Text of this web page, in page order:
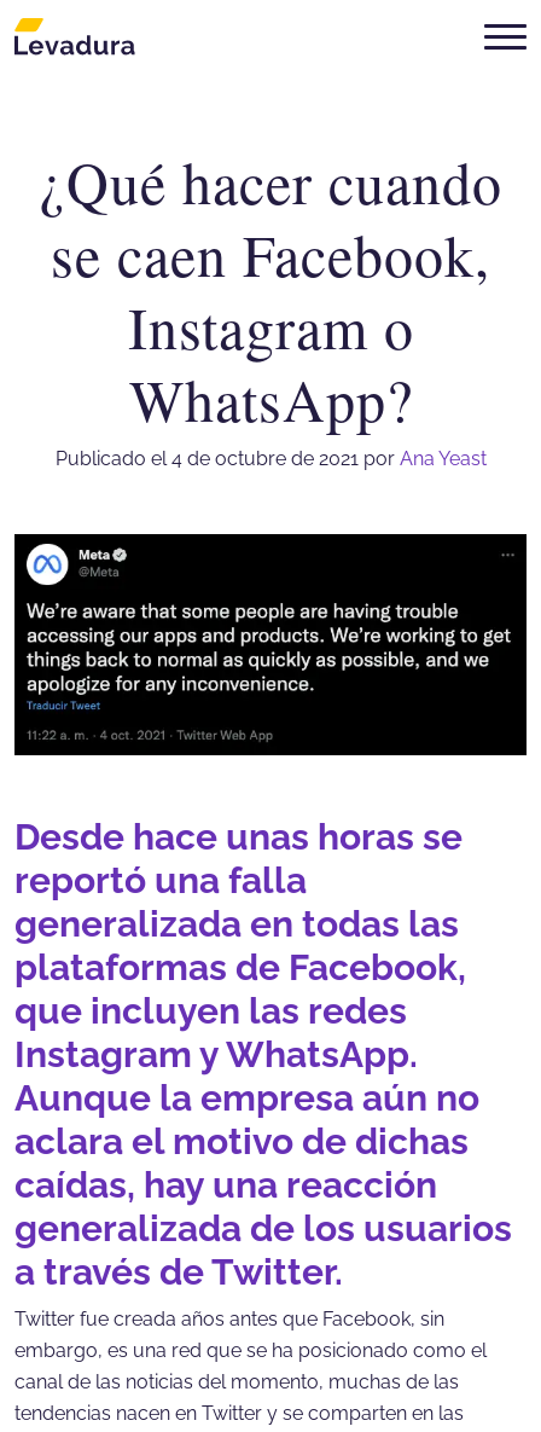
Agencia de marketing digital
¿Qué hacer cuando
se caen Facebook,
Instagram o
WhatsApp?
Publicado el 4 de octubre de 2021 por Ana Yeast
Desde hace unas horas se
reportó una falla
generalizada en todas las
plataformas de Facebook,
que incluyen las redes
Instagram y WhatsApp.
Aunque la empresa aún no
aclara el motivo de dichas
caídas, hay una reacción
generalizada de los usuarios
a través de Twitter.
Twitter fue creada años antes que Facebook, sin
embargo, es una red que se ha posicionado como el
canal de las noticias del momento, muchas de las
tendencias nacen en Twitter y se comparten en las